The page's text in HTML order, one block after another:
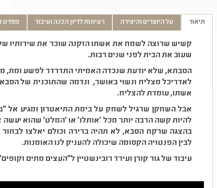
תיאור על היוצרים והיצירה רעיונות לדיון הכנה ועיבוד מפרט
קשיש שרוצה לשמח את אשתו הזקנה שוכר את שירותיו
שעזב את הבית לפני שנים רבות.
הסבתא, שלא יודעת שנכדה האמיתי התדרדר לפשע ומת,
לאדריכל מצליח ונשוי באושר, ונדמה שהתוכנית של
אשתו, עומדת להצליח.
אבל השחקן שרגיל לשחק על בימת התיאטרון ומגיע אל
להיות קשה הרבה יותר מכל 'אותלו' או 'המלט' שהוא
בהצגה שרקח הסבא, לא תהיה ברירה וכולם יאלצו לבחור
לבין הפנטזיה הקסומה שיכולה להעניק לנו האומנות.
עיבוד של גור קורן ועירד רובינשטיין ל"העצים מתים